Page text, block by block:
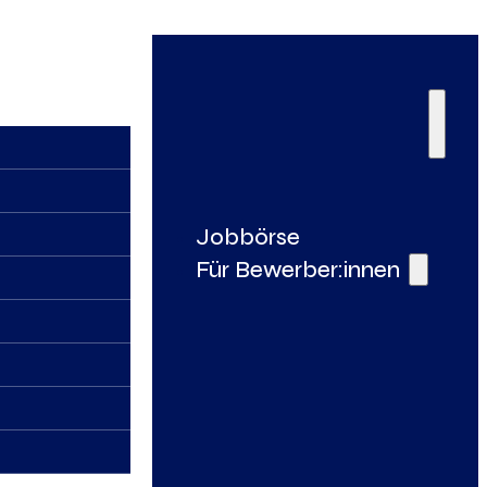
Jobbörse
Für Bewerber:innen